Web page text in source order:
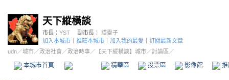
天下縱橫談
市長： YST 副市長： 貓靈子
加入本城市
推薦本城市 加入我的最愛
訂閱最新文章
udn／城市／政治社會 ／政治時事／ 【天下縱橫談】城市／討論區／
本城市首頁 精華區 投票區 影像館